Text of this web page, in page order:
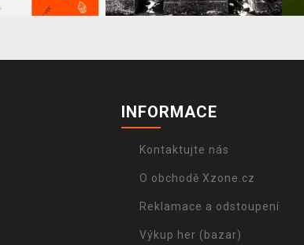
INFORMACE
Kontaktujte nás
O obchodě Xzone.cz
Reklamace a odstoupení
Výkup her (bazar)